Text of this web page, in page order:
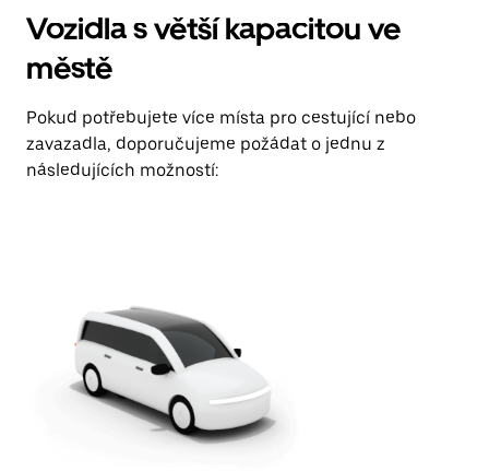
Vozidla s větší kapacitou ve
městě
Pokud potřebujete více místa pro cestující nebo
zavazadla, doporučujeme požádat o jednu z
následujících možností: